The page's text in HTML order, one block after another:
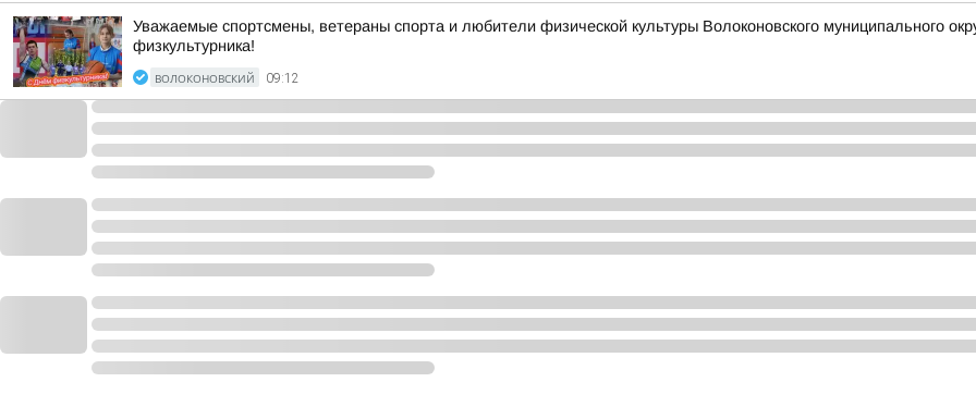
Уважаемые спортсмены, ветераны спорта и любители физической культуры Волоконовского муниципального
физкультурника!
ВОЛОКОНОВСКИЙ 09:12